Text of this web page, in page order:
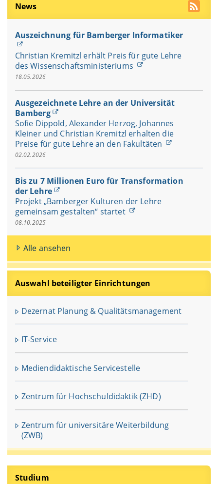
Auswahl beteiligter Einrichtungen
Dezernat Planung & Qualitätsmanagement
IT-Service
Mediendidaktische Servicestelle
Zentrum für Hochschuldidaktik (ZHD)
Zentrum für universitäre Weiterbildung
(ZWB)
Studium
News
Auszeichnung für Bamberger Informatiker
Christian Kremitzl erhält Preis für gute Lehre
des Wissenschaftsministeriums
18.05.2026
Ausgezeichnete Lehre an der Universität
Bamberg
Sofie Dippold, Alexander Herzog, Johannes
Kleiner und Christian Kremitzl erhalten die
Preise für gute Lehre an den Fakultäten
02.02.2026
Bis zu 7 Millionen Euro für Transformation
der Lehre
Projekt „Bamberger Kulturen der Lehre
gemeinsam gestalten“ startet
08.10.2025
Alle ansehen